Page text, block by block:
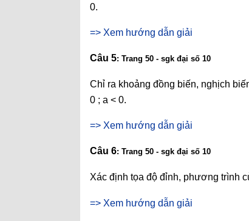
0.
=> Xem hướng dẫn giải
Câu 5: Trang 50 - sgk đại số 10
Chỉ ra khoảng đồng biến, nghịch
0 ; a < 0.
=> Xem hướng dẫn giải
Câu 6: Trang 50 - sgk đại số 10
Xác định tọa độ đỉnh, phương trình
=> Xem hướng dẫn giải